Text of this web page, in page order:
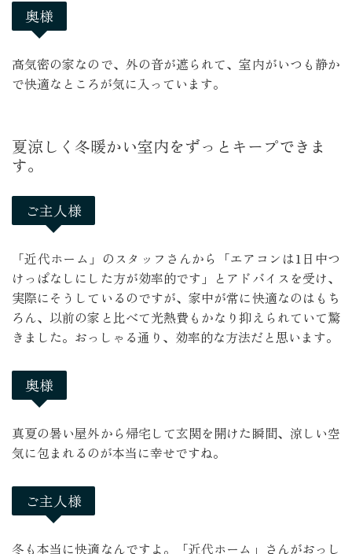
奥様
高気密の家なので、外の音が遮られて、室内がいつも静か
で快適なところが気に入っています。
夏涼しく冬暖かい室内をずっとキープできま
す。
ご主人様
「近代ホーム」のスタッフさんから「エアコンは1日中つ
けっぱなしにした方が効率的です」とアドバイスを受け、
実際にそうしているのですが、家中が常に快適なのはもち
ろん、以前の家と比べて光熱費もかなり抑えられていて驚
きました。おっしゃる通り、効率的な方法だと思います。
奥様
真夏の暑い屋外から帰宅して玄関を開けた瞬間、涼しい空
気に包まれるのが本当に幸せですね。
ご主人様
冬も本当に快適なんですよ。「近代ホーム」さんがおっし